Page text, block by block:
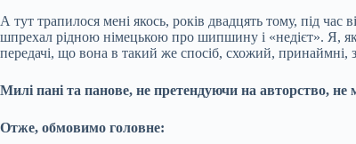
А тут трапилося мені якось, років двадцять тому, під
шпрехал рідною німецькою про шипшину і «недієт». Я,
передачі, що вона в такий же спосіб, схожий, принаймні,
Милі пані та панове, не претендуючи на авторство, не
Отже, обмовимо головне: